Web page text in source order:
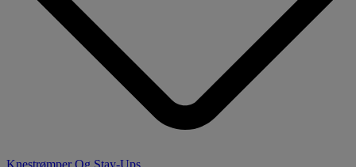
Knestrømper Og Stay-Ups